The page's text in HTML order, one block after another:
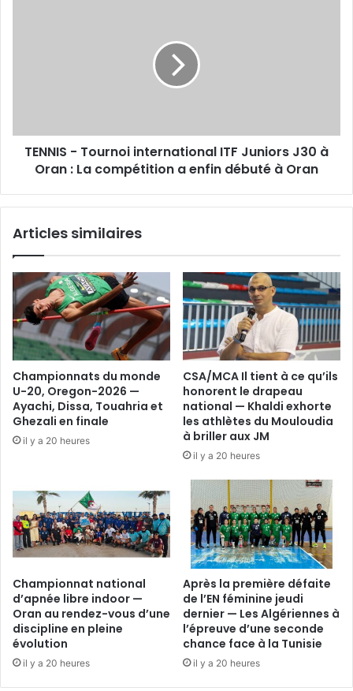
Oran
débuté
TENNIS - Tournoi international ITF Juniors J30 à
Oran : La compétition a enfin débuté à Oran
Articles similaires
Championnats du monde
U-20, Oregon-2026 —
Ayachi, Dissa, Touahria et
Ghezali en finale
il y a 20 heures
CSA/MCA Il tient à ce qu’ils
honorent le drapeau
national — Khaldi exhorte
les athlètes du Mouloudia
à briller aux JM
il y a 20 heures
Championnat national
d’apnée libre indoor —
Oran au rendez-vous d’une
discipline en pleine
évolution
il y a 20 heures
Après la première défaite
de l’EN féminine jeudi
dernier — Les Algériennes à
l’épreuve d’une seconde
chance face à la Tunisie
il y a 20 heures